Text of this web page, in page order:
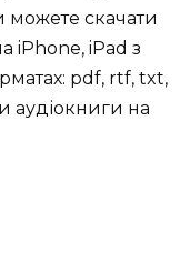
можете скачати
iPhone, iPad з
pdf, rtf, txt,
аудіокниги на